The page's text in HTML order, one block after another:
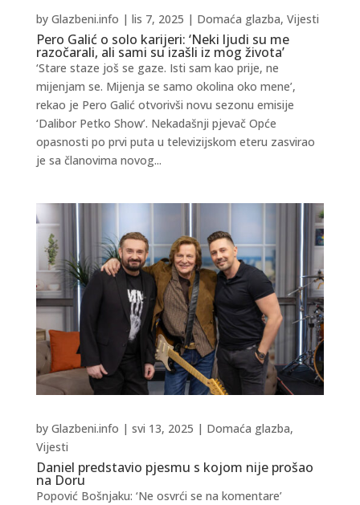
Pero Galić o solo karijeri: ‘Neki ljudi su me
razočarali, ali sami su izašli iz mog života’
by Glazbeni.info | lis 7, 2025 | Domaća glazba, Vijesti
‘Stare staze još se gaze. Isti sam kao prije, ne
mijenjam se. Mijenja se samo okolina oko mene’,
rekao je Pero Galić otvorivši novu sezonu emisije
‘Dalibor Petko Show’. Nekadašnji pjevač Opće
opasnosti po prvi puta u televizijskom eteru zasvirao
je sa članovima novog...
Daniel predstavio pjesmu s kojom nije prošao
na Doru
by Glazbeni.info | svi 13, 2025 | Domaća glazba,
Vijesti
Popović Bošnjaku: ‘Ne osvrći se na komentare’